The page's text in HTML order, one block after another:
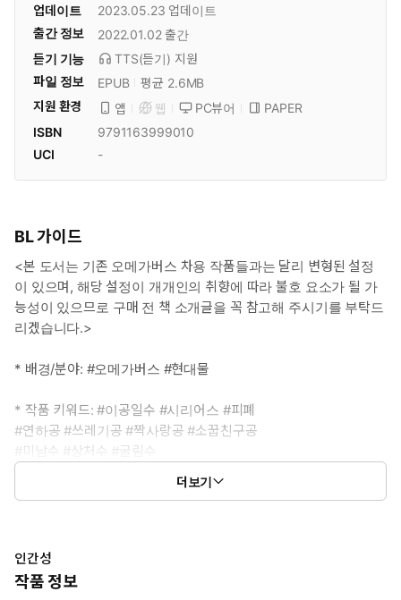
업데이트 2023.05.23 업데이트
출간 정보
2022.01.02 출간
듣기 기능
TTS(듣기) 지원
파일 정보
EPUB
평균 2.6MB
지원 환경
앱 웹 PC뷰어
PAPER
ISBN
9791163999010
UCI
-
BL 가이드
<본 도서는 기존 오메가버스 차용 작품들과는 달리 변형된 설정
이 있으며, 해당 설정이 개개인의 취향에 따라 불호 요소가 될 가
능성이 있으므로 구매 전 책 소개글을 꼭 참고해 주시기를 부탁드
리겠습니다.>
* 배경/분야: #오메가버스 #현대물
* 작품 키워드: #이공일수 #시리어스 #피폐
#연하공 #쓰레기공 #짝사랑공 #소꿉친구공
#미남수 #상처수 #굴림수
* 공1: 권설영(24) 어린 시절부터 두각을 나타낸 국가대표 다이빙
했다. 졸업 후 완전히 연락이 끊겼지만 여전히 미련은 남아 있었다.
그리고 수년 후, 우연히 마주치게 된 이명은 예전과 다른 분위기가
감돈다. 희미해졌던 첫사랑의 감정이 불시에 피어올랐다. 그는 또다
더보기
인간성
작품 정보